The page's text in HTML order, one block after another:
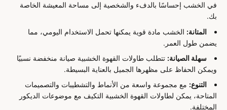
في الخشب إحساسًا بالدفء والشخصية إلى مساحة المعيشة الخاصة
بك.
المتانة: الخشب مادة قوية يمكنها تحمل الاستخدام اليومي، مما
يضمن طول العمر.
سهلة الصيانة: تتطلب طاولات القهوة الخشبية صيانة منخفضة نسبيًا
ويمكن الحفاظ على مظهرها الجميل بالعناية البسيطة.
التنوع: مع مجموعة واسعة من الأنماط والتشطيبات والتصميمات
المتاحة، يمكن لطاولات القهوة الخشبية التكيف مع موضوعات الديكور
المختلفة.